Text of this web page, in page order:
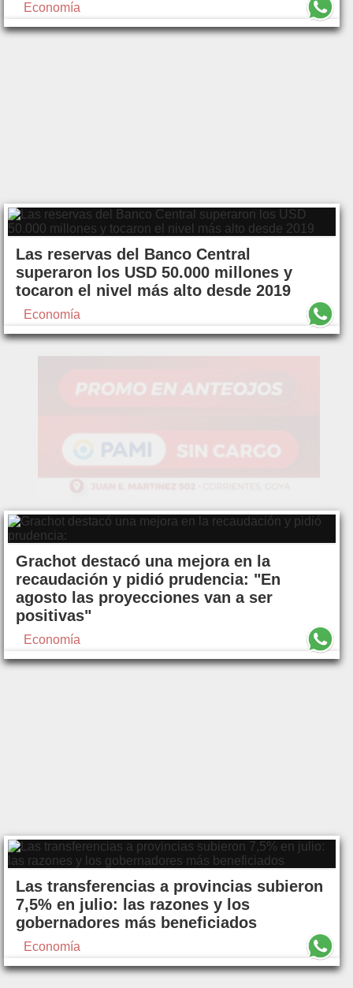
Economía
Las reservas del Banco Central
superaron los USD 50.000 millones y
tocaron el nivel más alto desde 2019
Economía
Grachot destacó una mejora en la
recaudación y pidió prudencia: "En
agosto las proyecciones van a ser
positivas"
Economía
Las transferencias a provincias subieron
7,5% en julio: las razones y los
gobernadores más beneficiados
Economía